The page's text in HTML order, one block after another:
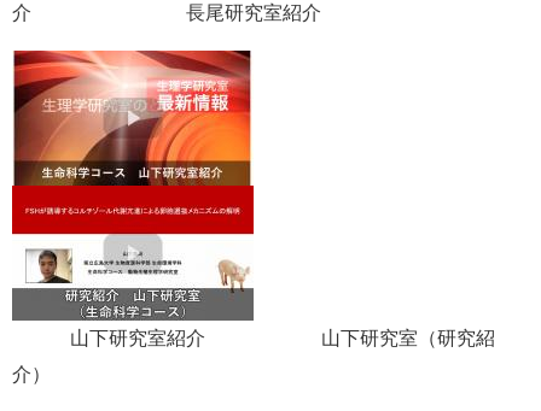
介 長尾研究室紹介
山下研究室紹介 山下研究室（研究紹
介）